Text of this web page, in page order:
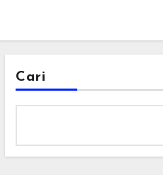
Cari